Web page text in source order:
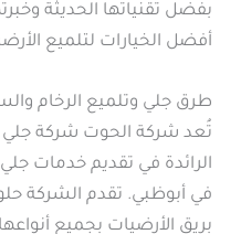
بفضل تقنياتها الحديثة
أفضل الخيارات لتلميع
طرق جلي وتلميع الرخام
تُعد شركة الحوت شركة
الرائدة في تقديم خدمات
في أبوظبي. تقدم الشركة
بريق الأرضيات بجميع